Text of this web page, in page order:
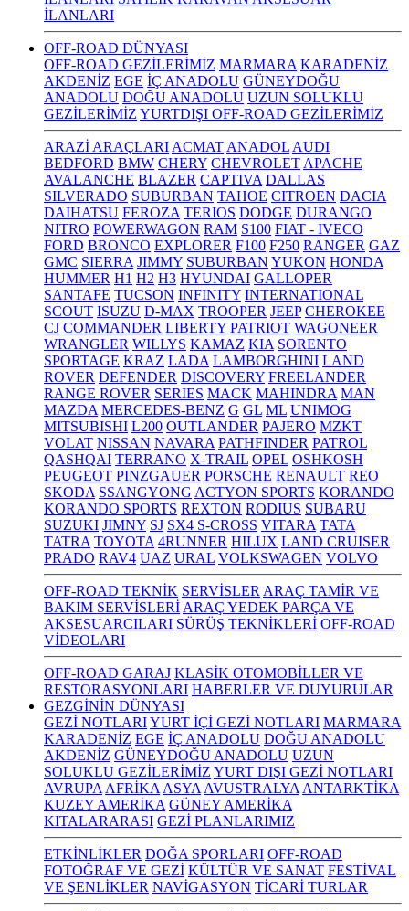
İLANLARI
OFF-ROAD DÜNYASI
OFF-ROAD GEZİLERİMİZ MARMARA KARADENİZ
AKDENİZ EGE İÇ ANADOLU GÜNEYDOĞU
ANADOLU DOĞU ANADOLU UZUN SOLUKLU
GEZİLERİMİZ YURTDIŞI OFF-ROAD GEZİLERİMİZ
ARAZİ ARAÇLARI ACMAT ANADOL AUDI
BEDFORD BMW CHERY CHEVROLET APACHE
AVALANCHE BLAZER CAPTIVA DALLAS
SILVERADO SUBURBAN TAHOE CITROEN DACIA
DAIHATSU FEROZA TERIOS DODGE DURANGO
NITRO POWERWAGON RAM S100 FIAT - IVECO
FORD BRONCO EXPLORER F100 F250 RANGER GAZ
GMC SIERRA JIMMY SUBURBAN YUKON HONDA
HUMMER H1 H2 H3 HYUNDAI GALLOPER
SANTAFE TUCSON INFINITY INTERNATIONAL
SCOUT ISUZU D-MAX TROOPER JEEP CHEROKEE
CJ COMMANDER LIBERTY PATRIOT WAGONEER
WRANGLER WILLYS KAMAZ KIA SORENTO
SPORTAGE KRAZ LADA LAMBORGHINI LAND
ROVER DEFENDER DISCOVERY FREELANDER
RANGE ROVER SERIES MACK MAHINDRA MAN
MAZDA MERCEDES-BENZ G GL ML UNIMOG
MITSUBISHI L200 OUTLANDER PAJERO MZKT
VOLAT NISSAN NAVARA PATHFINDER PATROL
QASHQAI TERRANO X-TRAIL OPEL OSHKOSH
PEUGEOT PINZGAUER PORSCHE RENAULT REO
SKODA SSANGYONG ACTYON SPORTS KORANDO
KORANDO SPORTS REXTON RODIUS SUBARU
SUZUKI JIMNY SJ SX4 S-CROSS VITARA TATA
TATRA TOYOTA 4RUNNER HILUX LAND CRUISER
PRADO RAV4 UAZ URAL VOLKSWAGEN VOLVO
OFF-ROAD TEKNİK SERVİSLER ARAÇ TAMİR VE
BAKIM SERVİSLERİ ARAÇ YEDEK PARÇA VE
AKSESUARCILARI SÜRÜŞ TEKNİKLERİ OFF-ROAD
VİDEOLARI
OFF-ROAD GARAJ KLASİK OTOMOBİLLER VE
RESTORASYONLARI HABERLER VE DUYURULAR
GEZGİNİN DÜNYASI
GEZİ NOTLARIYURT İÇİ GEZİ NOTLARI MARMARA
KARADENİZ EGE İÇ ANADOLU DOĞU ANADOLU
AKDENİZ GÜNEYDOĞU ANADOLU UZUN
SOLUKLU GEZİLERİMİZ YURT DIŞI GEZİ NOTLARI
AVRUPA AFRİKA ASYA AVUSTRALYA ANTARKTİKA
KUZEY AMERİKA GÜNEY AMERİKA
KITALARARASI GEZİ PLANLARIMIZ
ETKİNLİKLER DOĞA SPORLARI OFF-ROAD
FOTOĞRAF VE GEZİ KÜLTÜR VE SANAT FESTİVAL
VE ŞENLİKLER NAVİGASYON TİCARİ TURLAR